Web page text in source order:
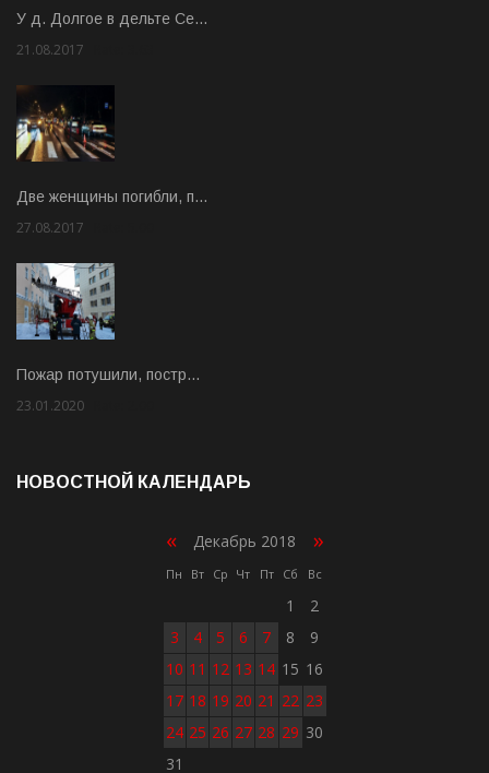
У д. Долгое в дельте Се…
21.08.2017
Две женщины погибли, п…
27.08.2017
Пожар потушили, постр…
23.01.2020
НОВОСТНОЙ КАЛЕНДАРЬ
« Декабрь 2018 »
Пн Вт Ср Чт Пт Сб Вс
1
2
3
4 5 6 7 8
9
10 11 12 13 14 15 16
17 18 19 20 21 22 23
24 25 26 27 28 29 30
31